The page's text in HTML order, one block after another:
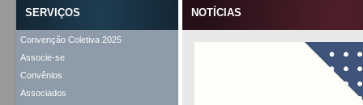
SERVIÇOS
Convenção Coletiva 2025
Associe-se
Convênios
Associados
NOTÍCIAS